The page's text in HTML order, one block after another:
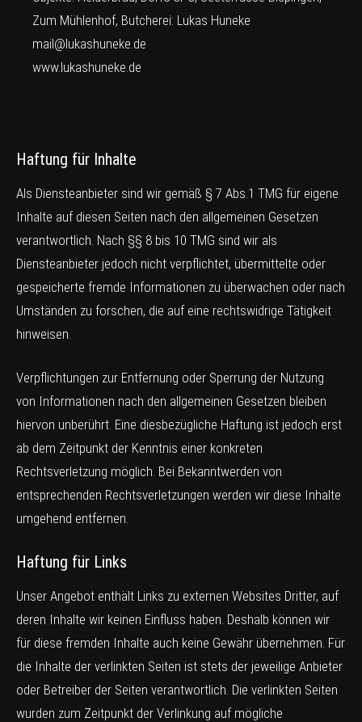
Zum Mühlenhof, Butcherei: Lukas Huneke
mail@lukashuneke.de
www.lukashuneke.de
Haftung für Inhalte
Als Diensteanbieter sind wir gemäß § 7 Abs.1 TMG für eigene
Inhalte auf diesen Seiten nach den allgemeinen Gesetzen
verantwortlich. Nach §§ 8 bis 10 TMG sind wir als
Diensteanbieter jedoch nicht verpflichtet, übermittelte oder
gespeicherte fremde Informationen zu überwachen oder nach
Umständen zu forschen, die auf eine rechtswidrige Tätigkeit
hinweisen.
Verpflichtungen zur Entfernung oder Sperrung der Nutzung
von Informationen nach den allgemeinen Gesetzen bleiben
hiervon unberührt. Eine diesbezügliche Haftung ist jedoch erst
ab dem Zeitpunkt der Kenntnis einer konkreten
Rechtsverletzung möglich. Bei Bekanntwerden von
entsprechenden Rechtsverletzungen werden wir diese Inhalte
umgehend entfernen.
Haftung für Links
Unser Angebot enthält Links zu externen Websites Dritter, auf
deren Inhalte wir keinen Einfluss haben. Deshalb können wir
für diese fremden Inhalte auch keine Gewähr übernehmen. Für
die Inhalte der verlinkten Seiten ist stets der jeweilige Anbieter
oder Betreiber der Seiten verantwortlich. Die verlinkten Seiten
wurden zum Zeitpunkt der Verlinkung auf mögliche